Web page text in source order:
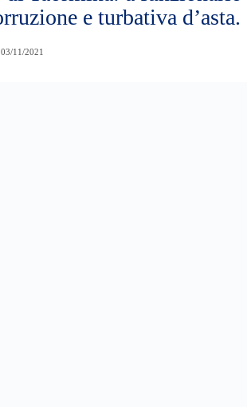
e turbativa d’asta.
11/2021